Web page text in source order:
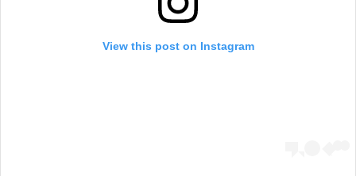
View this post on Instagram